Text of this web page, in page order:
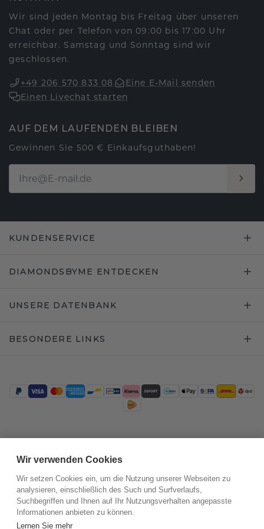
Wir sind jeden Montag bis Freitag über unseren
Chat oder per Telefon von 09:00 bis 17:00 Uhr
erreichbar. Samstag und Sonntag sind wir
geschlossen.
+49 206 570 833 08
Eine E-Mail senden
Einen Livechat starten
AUF DEM LAUFENDEN BLEIBEN
Gewinnen Sie 500 € Einkaufsguthaben!
KUNDENSERVICE
DIAMONDSBYME ENTDECKEN
UNSERE DATENBANK
BESONDERE LINKS
Wir verwenden Cookies
Wir setzen Cookies ein, um die Nutzung unserer Webseiten zu
analysieren, einschließlich des Such und Surfverlaufs,
Suchbegriffen und Ihnen auf Ihr Nutzungsverhalten angepasste
Informationen anbieten zu können.
Lernen Sie mehr